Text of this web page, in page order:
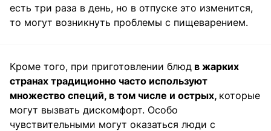
есть три раза в день, но в отпуске это изменится,
то могут возникнуть проблемы с пищеварением.
Кроме того, при приготовлении блюд в жарких
странах традиционно часто используют
множество специй, в том числе и острых, которые
могут вызвать дискомфорт. Особо
чувствительными могут оказаться люди с